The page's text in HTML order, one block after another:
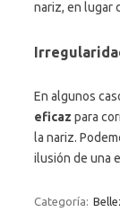
nariz, en lugar
En algunos
eficaz para
la nariz.
ilusión de una
Categoría: